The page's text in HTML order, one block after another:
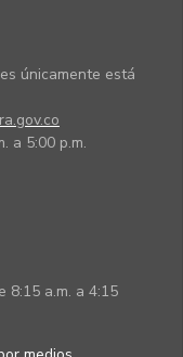
únicamente está
a 5:00 p.m.
8:15 a.m. a 4:15